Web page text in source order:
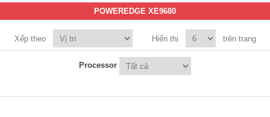
POWEREDGE XE9680
Xếp theo Hiển thị trên trang
Processor